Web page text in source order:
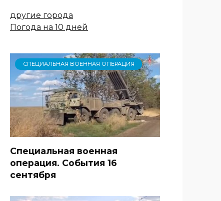
другие города
Погода на 10 дней
СПЕЦИАЛЬНАЯ ВОЕННАЯ ОПЕРАЦИЯ
Специальная военная
операция. События 16
сентября